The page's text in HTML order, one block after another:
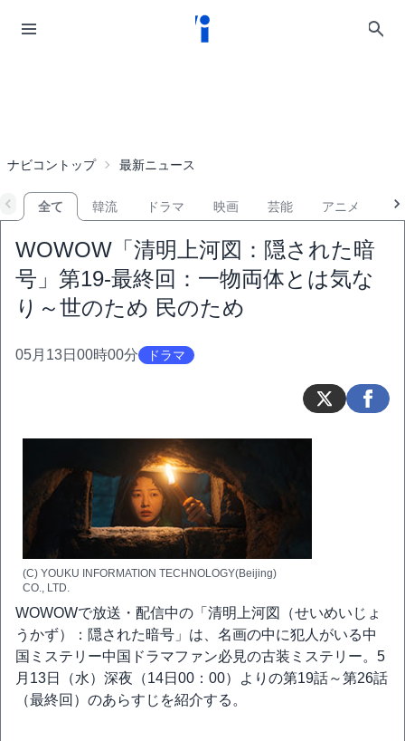
ナビコントップ 最新ニュース
全て 韓流 ドラマ 映画 芸能 アニメ
WOWOW「清明上河図：隠された暗
号」第19-最終回：一物両体とは気な
り～世のため 民のため
05月13日00時00分 ドラマ
(C) YOUKU INFORMATION TECHNOLOGY(Beijing)
CO., LTD.
WOWOWで放送・配信中の「清明上河図（せいめいじょ
うかず）：隠された暗号」は、名画の中に犯人がいる中
国ミステリー中国ドラマファン必見の古装ミステリー。5
月13日（水）深夜（14日00：00）よりの第19話～第26話
（最終回）のあらすじを紹介する。